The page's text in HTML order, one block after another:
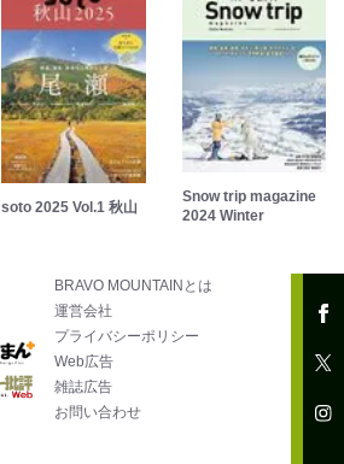
soto 2025 Vol.1 秋山
Snow trip magazine
2024 Winter
BRAVO MOUNTAINとは
運営会社
プライバシーポリシー
Web広告
雑誌広告
お問い合わせ